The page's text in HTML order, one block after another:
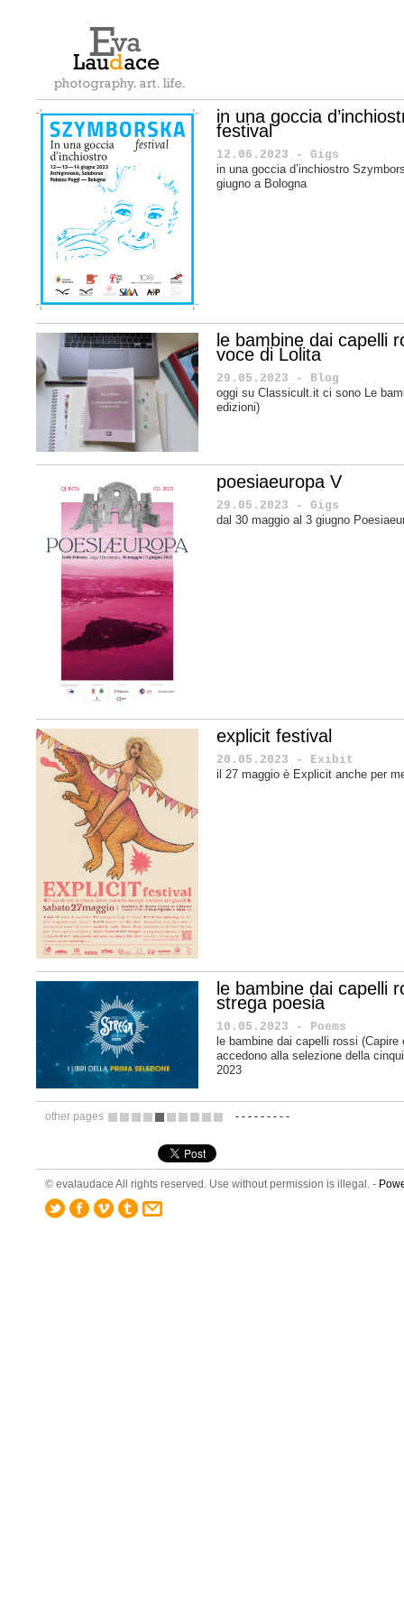
in una goccia
festival
12.06.2023 - Gigs
in una goccia d’inchiostro
giugno a Bologna
le bambine dai capelli
voce di Lolita
29.05.2023 - Blog
oggi su Classicult.it ci sono Le
edizioni)
poesiaeuropa V
29.05.2023 - Gigs
dal 30 maggio al 3 giugno
explicit festival
20.05.2023 - Exibit
il 27 maggio è Explicit anche per
le bambine dai capelli
strega poesia
10.05.2023 - Poems
le bambine dai capelli rossi
accedono alla selezione della
2023
other pages - - - - - - - - -
© evalaudace All rights reserved. Use without permission is illegal. -